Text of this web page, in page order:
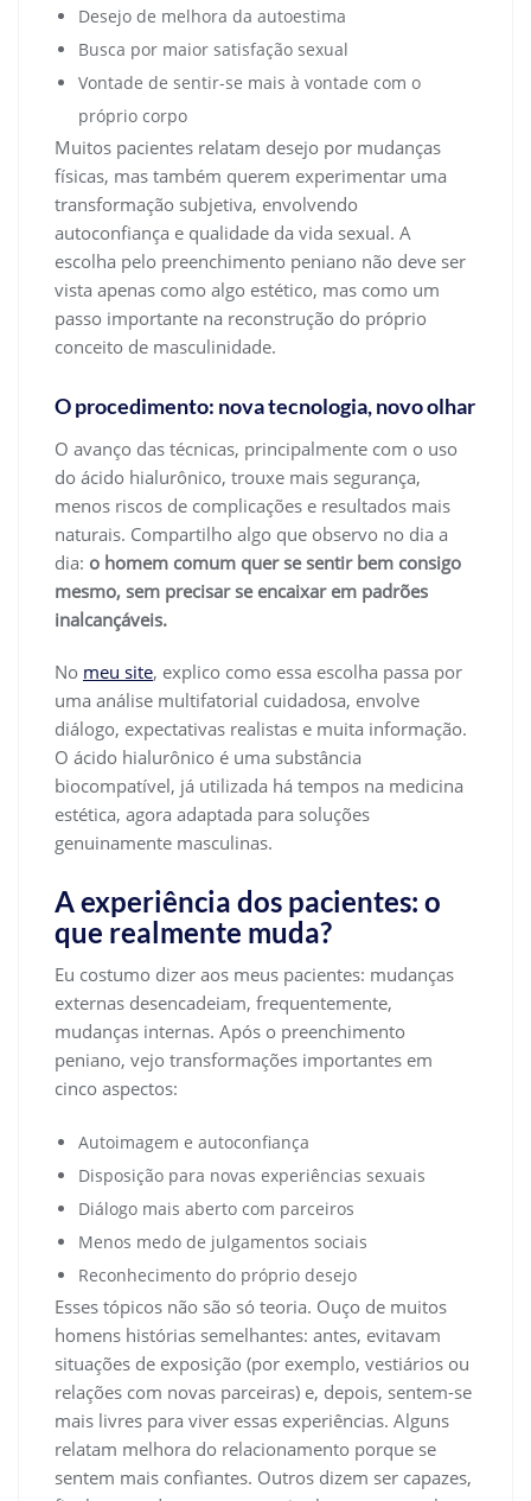
Desejo de melhora da autoestima
Busca por maior satisfação sexual
Vontade de sentir-se mais à vontade com o
próprio corpo
Muitos pacientes relatam desejo por mudanças
físicas, mas também querem experimentar uma
transformação subjetiva, envolvendo
autoconfiança e qualidade da vida sexual. A
escolha pelo preenchimento peniano não deve ser
vista apenas como algo estético, mas como um
passo importante na reconstrução do próprio
conceito de masculinidade.
O procedimento: nova tecnologia, novo olhar
O avanço das técnicas, principalmente com o uso
do ácido hialurônico, trouxe mais segurança,
menos riscos de complicações e resultados mais
naturais. Compartilho algo que observo no dia a
dia: o homem comum quer se sentir bem consigo
mesmo, sem precisar se encaixar em padrões
inalcançáveis.
No meu site, explico como essa escolha passa por
uma análise multifatorial cuidadosa, envolve
diálogo, expectativas realistas e muita informação.
O ácido hialurônico é uma substância
biocompatível, já utilizada há tempos na medicina
estética, agora adaptada para soluções
genuinamente masculinas.
A experiência dos pacientes: o
que realmente muda?
Eu costumo dizer aos meus pacientes: mudanças
externas desencadeiam, frequentemente,
mudanças internas. Após o preenchimento
peniano, vejo transformações importantes em
cinco aspectos:
Autoimagem e autoconfiança
Disposição para novas experiências sexuais
Diálogo mais aberto com parceiros
Menos medo de julgamentos sociais
Reconhecimento do próprio desejo
Esses tópicos não são só teoria. Ouço de muitos
homens histórias semelhantes: antes, evitavam
situações de exposição (por exemplo, vestiários ou
relações com novas parceiras) e, depois, sentem-se
mais livres para viver essas experiências. Alguns
relatam melhora do relacionamento porque se
sentem mais confiantes. Outros dizem ser capazes,